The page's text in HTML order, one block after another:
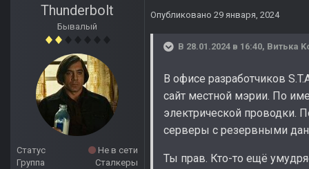
Thunderbolt
Бывалый
Статус
Не в сети
Группа
Сталкеры
Опубликовано 29 января, 2024
В 28.01.2024 в 16:40, Витька
В офисе разработчиков
сайт местной мэрии. По
электрической проводки.
серверы с резервными
Ты прав. Кто-то ещё